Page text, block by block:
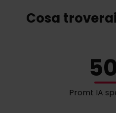
Cosa
Promt IA